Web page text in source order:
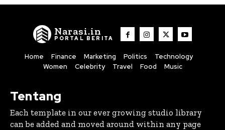
Narasi.in
PORTAL BERITA
Home Finance Marketing Politics
Technology
Women
Celebrity Travel Food Music
Tentang
Each template in our ever growing studio library
can be added and moved around within any page